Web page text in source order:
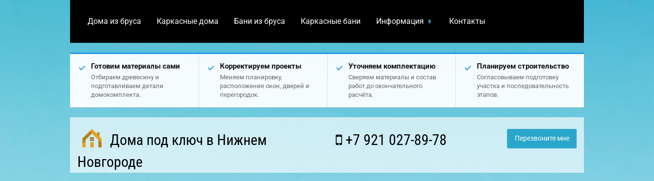
Дома из бруса Каркасные дома Бани из бруса Каркасные бани Информация Контакты
Готовим материалы сами
Отбираем древесину и
подготавливаем детали
домокомплекта.
Корректируем проекты
Меняем планировку,
расположение окон, дверей и
перегородок.
Уточняем комплектацию
Сверяем материалы и состав
работ до окончательного
расчёта.
Планируем строительство
Согласовываем подготовку
участка и последовательность
этапов.
Дома под ключ в Нижнем
Новгороде
+7 921 027-89-78 Перезвоните мне